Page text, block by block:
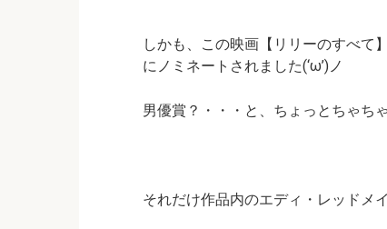
しかも、この映画【リリーのすべて
にノミネートされました(‘ω’)ノ
男優賞？・・・と、ちょっとちゃち
それだけ作品内のエディ・レッドメ